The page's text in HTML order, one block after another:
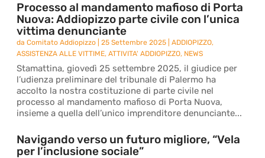
Processo al mandamento mafioso di Porta
Nuova: Addiopizzo parte civile con l’unica
vittima denunciante
daComitato Addiopizzo |25 Settembre 2025 |ADDIOPIZZO,
ASSISTENZA ALLE VITTIME,ATTIVITA' ADDIOPIZZO, NEWS
Stamattina, giovedì 25 settembre 2025, il giudice per
l’udienza preliminare del tribunale di Palermo ha
accolto la nostra costituzione di parte civile nel
processo al mandamento mafioso di Porta Nuova,
insieme a quella dell’unico imprenditore denunciante...
Navigando verso un futuro migliore, “Vela
per l’inclusione sociale”